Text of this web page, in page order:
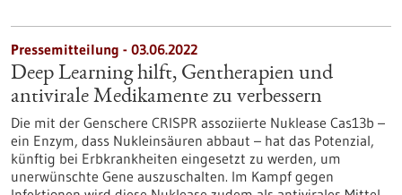
Pressemitteilung - 03.06.2022
Deep Learning hilft, Gentherapien und
antivirale Medikamente zu verbessern
Die mit der Genschere CRISPR assoziierte Nuklease Cas13b –
ein Enzym, dass Nukleinsäuren abbaut – hat das Potenzial,
künftig bei Erbkrankheiten eingesetzt zu werden, um
unerwünschte Gene auszuschalten. Im Kampf gegen